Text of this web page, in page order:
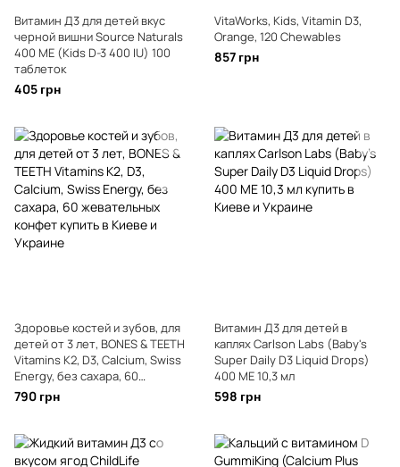
Витамин Д3 для детей вкус
черной вишни Source Naturals
400 МЕ (Kids D-3 400 IU) 100
таблеток
405 грн
VitaWorks, Kids, Vitamin D3,
Orange, 120 Chewables
857 грн
Здоровье костей и зубов, для
детей от 3 лет, BONES & TEETH
Vitamins K2, D3, Calcium, Swiss
Energy, без сахара, 60
жевательных конфет
790 грн
Витамин Д3 для детей в
каплях Carlson Labs (Baby's
Super Daily D3 Liquid Drops)
400 МЕ 10,3 мл
598 грн